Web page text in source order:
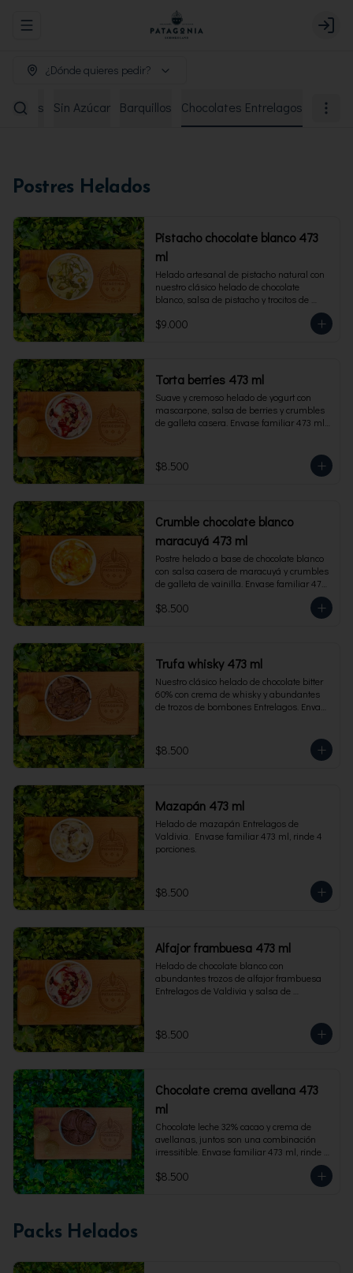
Abrir menu de navegación Login
¿Dónde quieres pedir?
Sin Azúcar Barquillos Chocolates Entrelagos
Postres Helados
Pistacho chocolate blanco 473
ml
Helado artesanal de pistacho natural con
nuestro clásico helado de chocolate
blanco, salsa de pistacho y trocitos de
pistacho. Envase familiar 473 ml, rinde 4
porciones.
$9.000
Torta berries 473 ml
Suave y cremoso helado de yogurt con
mascarpone, salsa de berries y crumbles
de galleta casera. Envase familiar 473 ml,
$8.500
Crumble chocolate blanco
maracuyá 473 ml
Postre helado a base de chocolate blanco
con salsa casera de maracuyá y crumbles
de galleta de vainilla. Envase familiar 473
$8.500
Trufa whisky 473 ml
Nuestro clásico helado de chocolate bitter
60% con crema de whisky y abundantes
de trozos de bombones Entrelagos. Envase
$8.500
Mazapán 473 ml
Helado de mazapán Entrelagos de
Valdivia.  Envase familiar 473 ml, rinde 4
porciones.
$8.500
Alfajor frambuesa 473 ml
Helado de chocolate blanco con
abundantes trozos de alfajor frambuesa
Entrelagos de Valdivia y salsa de
$8.500
Chocolate crema avellana 473
ml
Chocolate leche 32% cacao y crema de
avellanas, juntos son una combinación
irressitible. Envase familiar 473 ml, rinde 4
$8.500
Packs Helados